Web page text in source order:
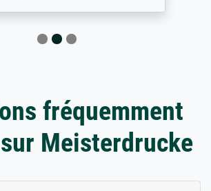
fréquemment
Meisterdrucke